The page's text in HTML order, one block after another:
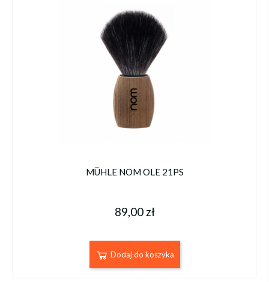
MÜHLE NOM OLE 21PS
89,00 zł
Dodaj do koszyka